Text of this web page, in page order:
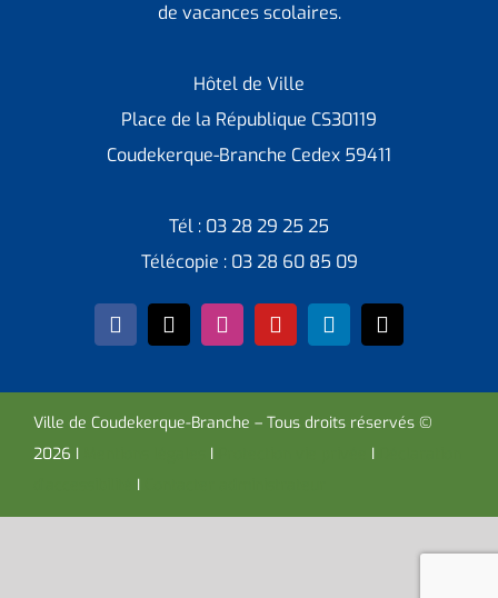
de vacances scolaires.
Hôtel de Ville
Place de la République CS30119
Coudekerque-Branche Cedex 59411
Tél : 03 28 29 25 25
Télécopie : 03 28 60 85 09
Ville de Coudekerque-Branche – Tous droits réservés ©
2026 I
I I
I